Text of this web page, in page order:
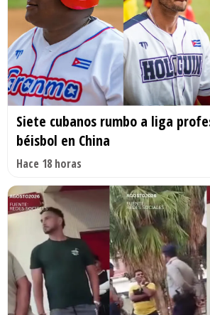
Siete cubanos rumbo a liga
béisbol en China
Hace 18 horas